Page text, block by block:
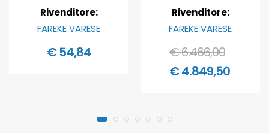
Rivenditore:
FAREKE VARESE
€ 54,84
Rivenditore:
FAREKE VARESE
€ 6.466,00
€ 4.849,50